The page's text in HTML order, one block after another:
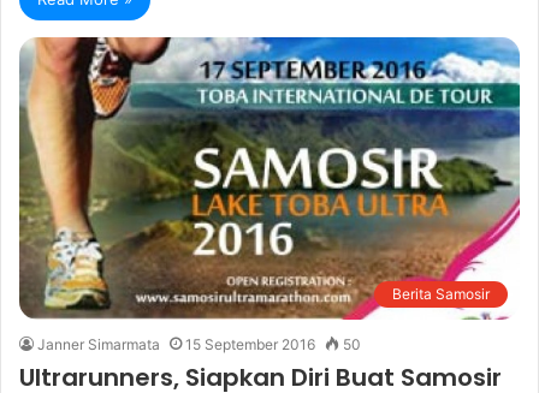
Berita Samosir
Janner Simarmata 15 September 2016 50
Ultrarunners, Siapkan Diri Buat Samosir